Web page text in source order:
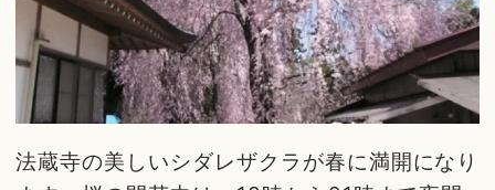
法蔵寺の美しいシダレザクラが春に満開になり